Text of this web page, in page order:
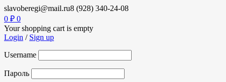
slavoberegi@mail.ru8 (928) 340-24-08
0 ₽ 0
Your shopping cart is empty
Login / Sign up
Username
Пароль